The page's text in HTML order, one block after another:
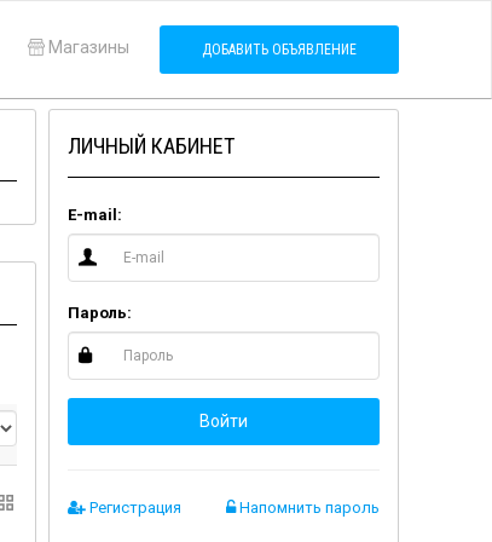
Магазины ДОБАВИТЬ ОБЪЯВЛЕНИЕ
ЛИЧНЫЙ КАБИНЕТ
E-mail:
Пароль:
Войти
Регистрация Напомнить пароль